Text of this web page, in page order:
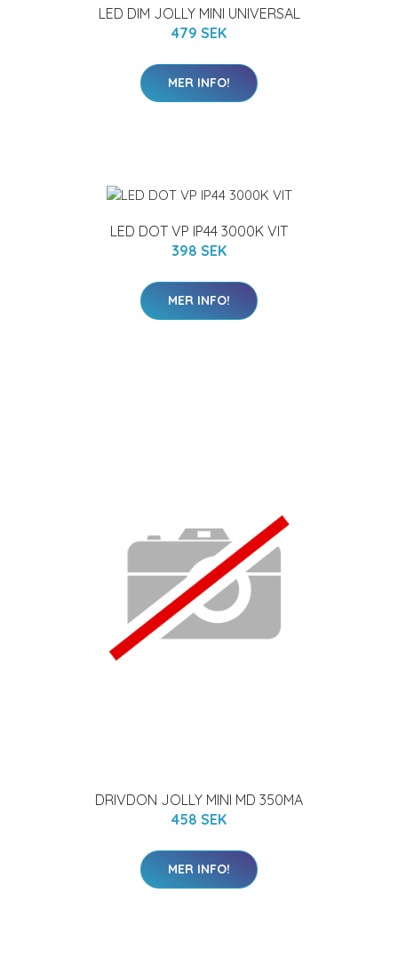
LED DIM JOLLY MINI UNIVERSAL
479 SEK
MER INFO!
LED DOT VP IP44 3000K VIT
398 SEK
MER INFO!
DRIVDON JOLLY MINI MD 350MA
458 SEK
MER INFO!